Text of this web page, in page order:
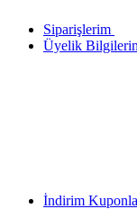
Siparişlerim
Üyelik
İndirim